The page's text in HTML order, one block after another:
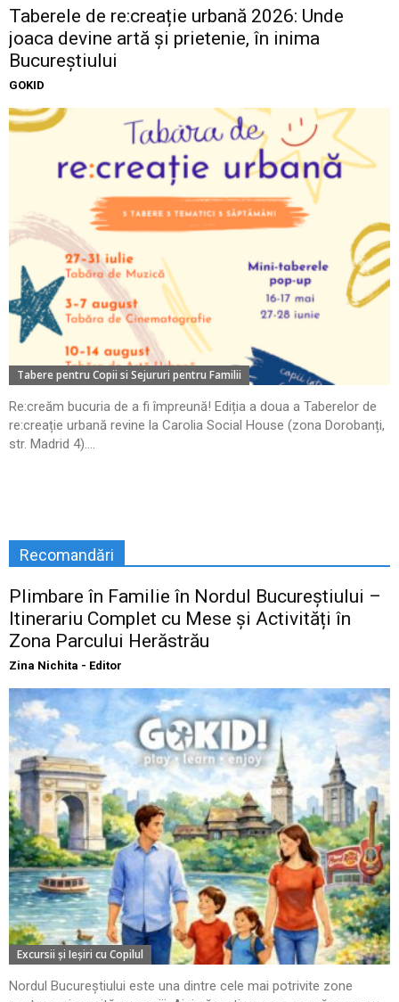
Taberele de re:creație urbană 2026: Unde
joaca devine artă și prietenie, în inima
Bucureștiului
GOKID
Tabere pentru Copii si Sejururi pentru Familii
Re:creăm bucuria de a fi împreună! Ediția a doua a Taberelor de
re:creație urbană revine la Carolia Social House (zona Dorobanți,
str. Madrid 4)....
Recomandări
Plimbare în Familie în Nordul Bucureștiului –
Itinerariu Complet cu Mese și Activități în
Zona Parcului Herăstrău
Zina Nichita - Editor
Excursii şi Ieşiri cu Copilul
Nordul Bucureștiului este una dintre cele mai potrivite zone